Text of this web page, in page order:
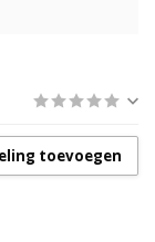
toevoegen